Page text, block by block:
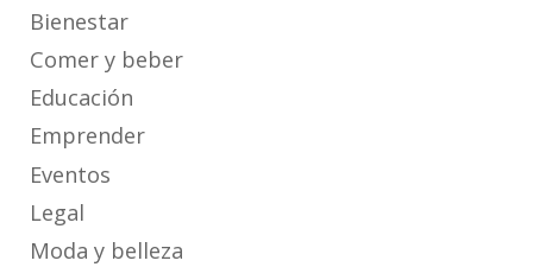
Bienestar
Comer y beber
Educación
Emprender
Eventos
Legal
Moda y belleza